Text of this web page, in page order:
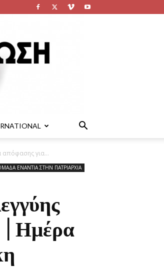
απόφασης για...
ΕΝΑΝΤΙΑ ΣΤΗΝ ΠΑΤΡΙΑΡΧΙΑ
| Ημέρα